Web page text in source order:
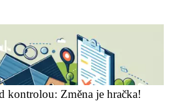
kontrolou: Změna je hračka!